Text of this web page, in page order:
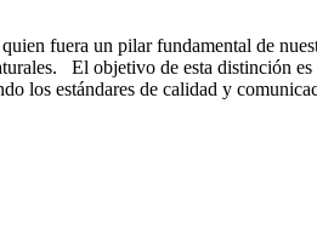
fuera un pilar fundamental de
El objetivo de esta distinción es
los estándares de calidad y